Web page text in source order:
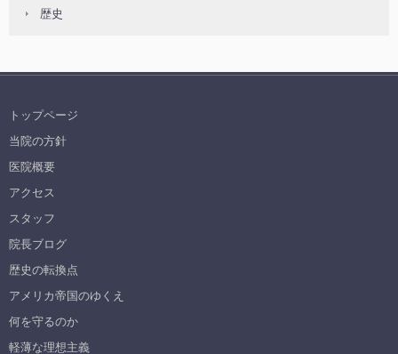
歴史
トップページ
当院の方針
医院概要
アクセス
スタッフ
院長ブログ
歴史の転換点
アメリカ帝国のゆくえ
何を守るのか
軽薄な理想主義